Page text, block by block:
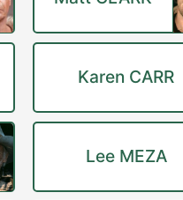
Karen CARR
Lee MEZA